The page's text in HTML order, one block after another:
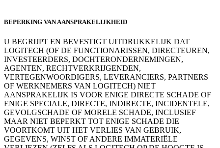
BEPERKING VAN AANSPRAKELIJKHEID
U BEGRIJPT EN BEVESTIGT UITDRUKKELIJK DAT
LOGITECH (OF DE FUNCTIONARISSEN, DIRECTEUREN,
INVESTEERDERS, DOCHTERONDERNEMINGEN,
AGENTEN, RECHTVERKRIJGENDEN,
VERTEGENWOORDIGERS, LEVERANCIERS, PARTNERS
OF WERKNEMERS VAN LOGITECH) NIET
AANSPRAKELIJK IS VOOR ENIGE DIRECTE SCHADE OF
ENIGE SPECIALE, DIRECTE, INDIRECTE, INCIDENTELE,
GEVOLGSCHADE OF MORELE SCHADE, INCLUSIEF
MAAR NIET BEPERKT TOT ENIGE SCHADE DIE
VOORTKOMT UIT HET VERLIES VAN GEBRUIK,
GEGEVENS, WINST OF ANDERE IMMATERIËLE